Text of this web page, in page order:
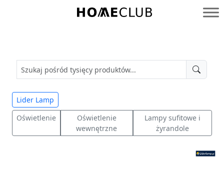
Homeclub
Lider Lamp
Oświetlenie
Oświetlenie
wewnętrzne
Lampy sufitowe i
żyrandole